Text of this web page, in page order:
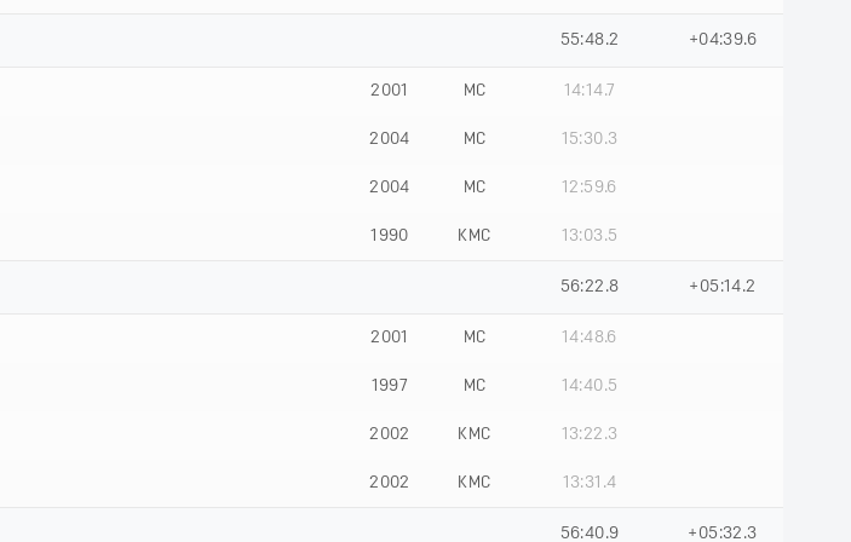
55:48.2 +04:39.6
2001 МС 14:14.7
2004 МС 15:30.3
2004 МС 12:59.6
1990 КМС 13:03.5
56:22.8 +05:14.2
2001 МС 14:48.6
1997 МС 14:40.5
2002 КМС 13:22.3
2002 КМС 13:31.4
56:40.9 +05:32.3